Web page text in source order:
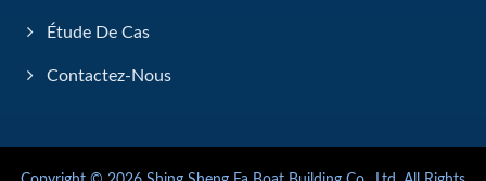
Étude De Cas
Contactez-Nous